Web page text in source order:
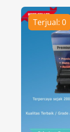
Terjual: 0